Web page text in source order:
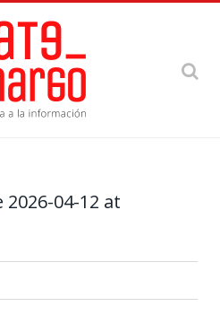
04-12 at